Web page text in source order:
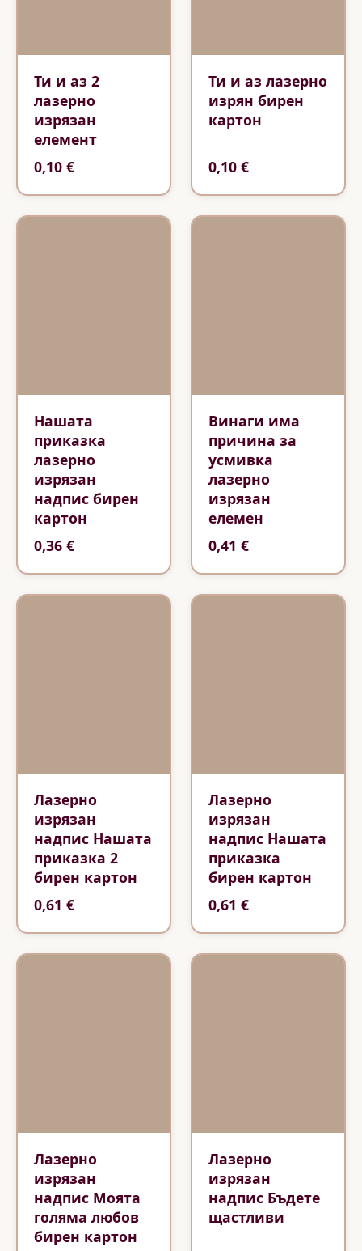
Ти и аз 2
лазерно
изрязан
елемент
0,10 €
Ти и аз лазерно
изрян бирен
картон
0,10 €
Нашата
приказка
лазерно
изрязан
надпис бирен
картон
0,36 €
Винаги има
причина за
усмивка
лазерно
изрязан
елемен
0,41 €
Лазерно
изрязан
надпис Нашата
приказка 2
бирен картон
0,61 €
Лазерно
изрязан
надпис Нашата
приказка
бирен картон
0,61 €
Лазерно
изрязан
надпис Моята
голяма любов
бирен картон
Лазерно
изрязан
надпис Бъдете
щастливи